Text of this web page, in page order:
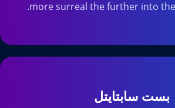
more surreal the further into
بست سابتایتل